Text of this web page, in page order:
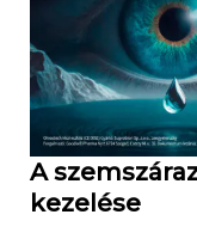
A
kezelése